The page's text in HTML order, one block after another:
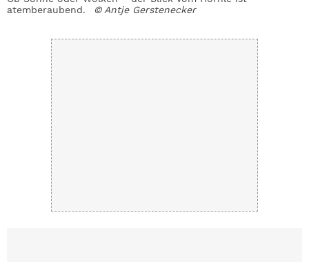
atemberaubend.
© Antje Gerstenecker